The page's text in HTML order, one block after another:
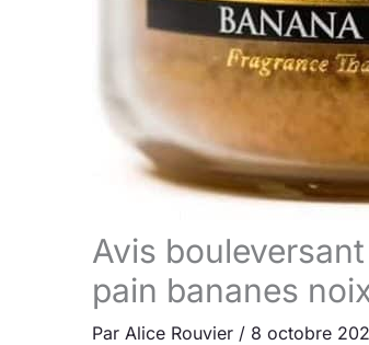
Avis
pain bananes
Par Alice Rouvier / 8 octobre